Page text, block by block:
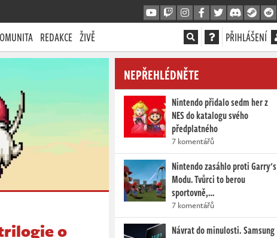
REDAKCE ŽIVĚ PŘIHLÁŠENÍ
o
NEPŘEHLÉDNĚTE
Nintendo přidalo sedm her z
NES do katalogu svého
předplatného
7 komentářů
Nintendo zasáhlo proti Garry's
Modu. Tvůrci to berou
sportovně,…
7 komentářů
Návrat do minulosti. Samsung